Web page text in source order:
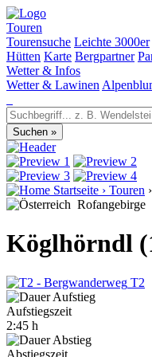
Touren
Tourensuche Leichte 3000er
Hütten Karte Bergpartner
Wetter & Infos
Wetter & Lawinen
Startseite › Touren ›
Rofangebirge
Köglhörndl
T2
Aufstiegszeit
2:45 h
Abstiegszeit